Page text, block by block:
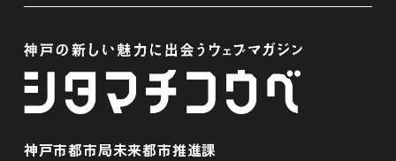
神戸市都市局未来都市推進課